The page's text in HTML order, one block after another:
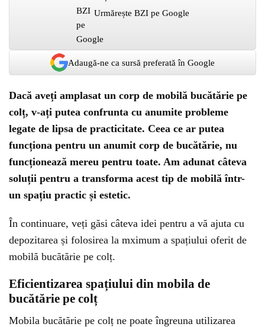
Urmărește BZI pe Google
Adaugă-ne ca sursă preferată în Google
Dacă aveți amplasat un corp de mobilă bucătărie pe
colț, v-ați putea confrunta cu anumite probleme
legate de lipsa de practicitate. Ceea ce ar putea
funcționa pentru un anumit corp de bucătărie, nu
funcționează mereu pentru toate. Am adunat câteva
soluții pentru a transforma acest tip de mobilă într-
un spațiu practic și estetic.
În continuare, veți găsi câteva idei pentru a vă ajuta cu
depozitarea și folosirea la mximum a spațiului oferit de
mobilă bucătărie pe colț.
Eficientizarea spațiului din mobila de
bucătărie pe colț
Mobila bucătărie pe colț ne poate îngreuna utilizarea